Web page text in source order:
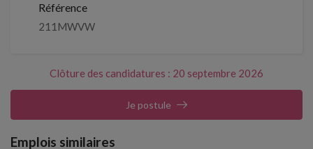
Référence
211MWVW
Clôture des candidatures : 20 septembre 2026
Je postule
Emplois similaires